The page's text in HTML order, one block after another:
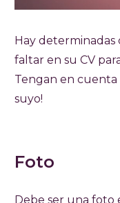
Hay
faltar en su CV
Tengan en cuenta
suyo!
Foto
Debe ser una foto